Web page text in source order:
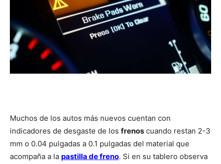
Muchos de los autos más nuevos cuentan con
indicadores de desgaste de los frenos cuando restan 2-3
mm o 0.04 pulgadas a 0.1 pulgadas del material que
acompaña a la pastilla de freno. Si en su tablero observa